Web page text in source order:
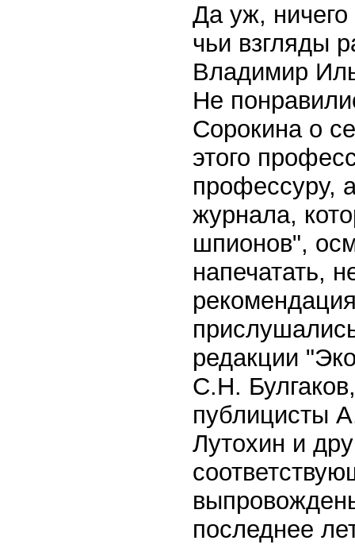
Да уж,
чьи взгляды
Владимир
Не
Сорокина о
этого
профессуру,
журнала,
шпионов",
напечатать,
редакции
С.Н.
публицисты
Лутохин и
последнее